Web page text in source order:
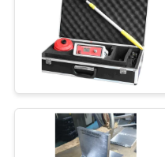
PRIVACY
POLICY
X-Ray
difetto